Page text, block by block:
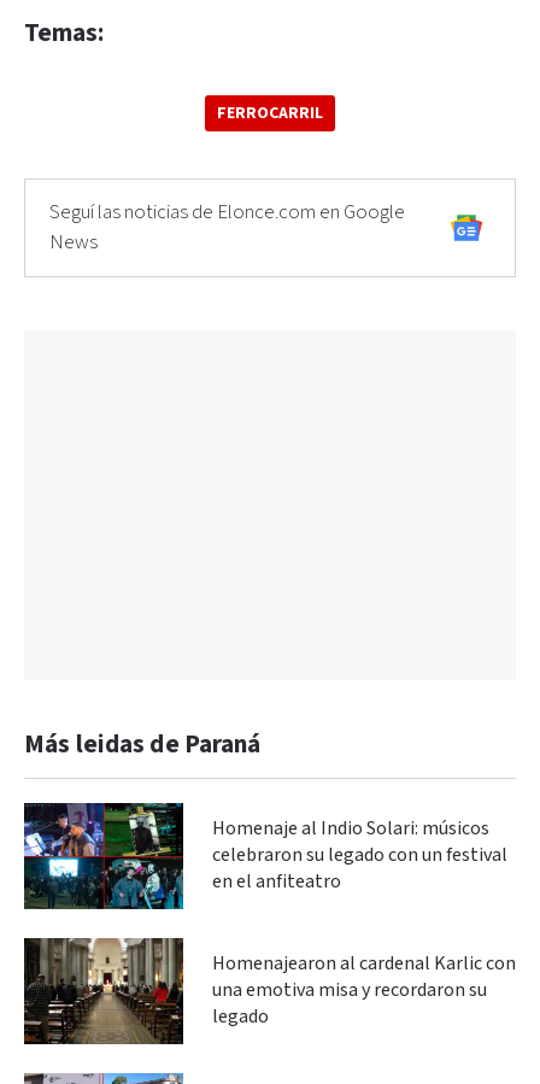
Temas:
FERROCARRIL
Seguí las noticias de Elonce.com en Google
News
Más leidas de Paraná
Homenaje al Indio Solari: músicos
celebraron su legado con un festival
en el anfiteatro
Homenajearon al cardenal Karlic con
una emotiva misa y recordaron su
legado